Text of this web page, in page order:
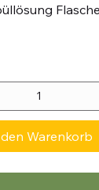
Warenkorb